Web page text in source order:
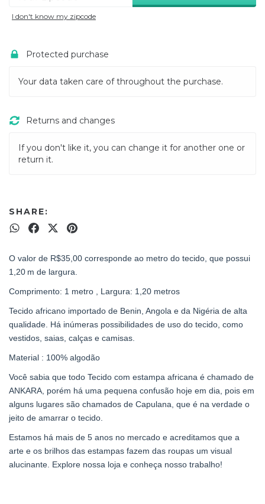
I don't know my zipcode
Protected purchase
Your data taken care of throughout the purchase.
Returns and changes
If you don't like it, you can change it for another one or
return it.
SHARE:
O valor de R$35,00 corresponde ao metro do tecido, que possui
1,20 m de largura.
Comprimento: 1 metro , Largura: 1,20 metros
Tecido africano importado de Benin, Angola e da Nigéria de alta
qualidade. Há inúmeras possibilidades de uso do tecido, como
vestidos, saias, calças e camisas.
Material : 100% algodão
Você sabia que todo Tecido com estampa africana é chamado de
ANKARA, porém há uma pequena confusão hoje em dia, pois em
alguns lugares são chamados de Capulana, que é na verdade o
jeito de amarrar o tecido.
Estamos há mais de 5 anos no mercado e acreditamos que a
arte e os brilhos das estampas fazem das roupas um visual
alucinante. Explore nossa loja e conheça nosso trabalho!